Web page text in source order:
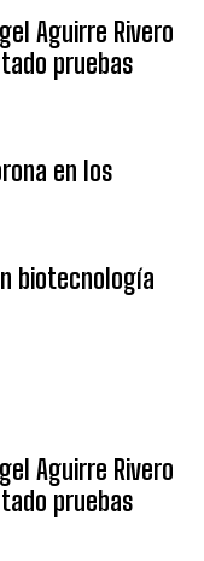
Aguirre Rivero
pruebas
en los
biotecnología
Aguirre Rivero
pruebas